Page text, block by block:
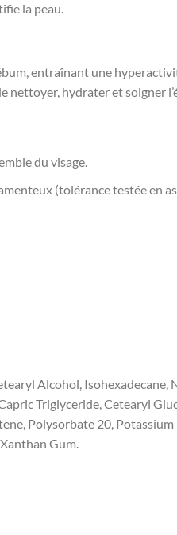
la peau.
entraînant une
nettoyer, hydrater et soigner
du visage.
(tolérance testée en
Alcohol,
Triglyceride, Cetearyl
Polysorbate 20,
Gum.